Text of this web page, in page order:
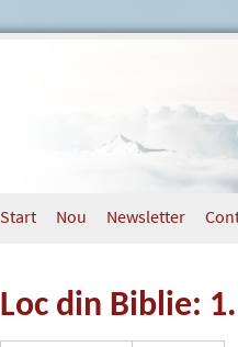
Start Nou Newsletter
Loc din Biblie: